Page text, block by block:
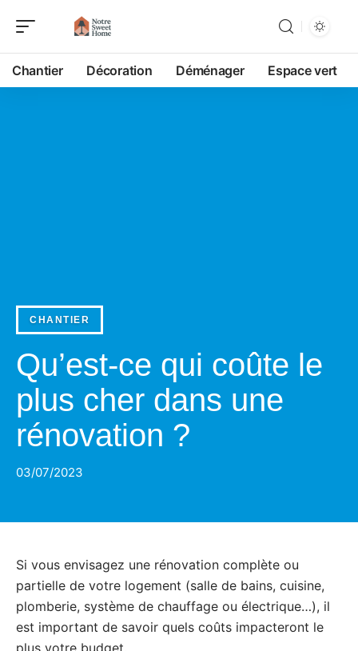
Chantier Décoration Déménager Espace vert
CHANTIER
Qu’est-ce qui coûte le
plus cher dans une
rénovation ?
03/07/2023
Si vous envisagez une rénovation complète ou
partielle de votre logement (salle de bains, cuisine,
plomberie, système de chauffage ou électrique…), il
est important de savoir quels coûts impacteront le
plus votre budget.